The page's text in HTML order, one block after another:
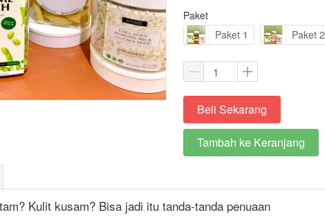
Paket
Paket 1
Paket 2
`Beli Sekarang
`
Tambah ke Keranjang
Kulit kusam? Bisa jadi itu tanda-tanda penuaan